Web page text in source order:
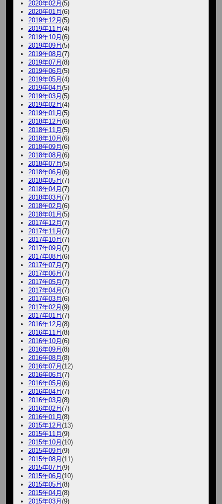
2020年02月(5)
2020年01月(6)
2019年12月(5)
2019年11月(4)
2019年10月(6)
2019年09月(5)
2019年08月(7)
2019年07月(8)
2019年06月(5)
2019年05月(4)
2019年04月(5)
2019年03月(5)
2019年02月(4)
2019年01月(5)
2018年12月(6)
2018年11月(5)
2018年10月(6)
2018年09月(6)
2018年08月(6)
2018年07月(5)
2018年06月(6)
2018年05月(7)
2018年04月(7)
2018年03月(7)
2018年02月(6)
2018年01月(5)
2017年12月(7)
2017年11月(7)
2017年10月(7)
2017年09月(7)
2017年08月(6)
2017年07月(7)
2017年06月(7)
2017年05月(7)
2017年04月(7)
2017年03月(6)
2017年02月(9)
2017年01月(7)
2016年12月(8)
2016年11月(8)
2016年10月(6)
2016年09月(8)
2016年08月(8)
2016年07月(12)
2016年06月(7)
2016年05月(6)
2016年04月(7)
2016年03月(8)
2016年02月(7)
2016年01月(8)
2015年12月(13)
2015年11月(9)
2015年10月(10)
2015年09月(9)
2015年08月(11)
2015年07月(9)
2015年06月(10)
2015年05月(8)
2015年04月(8)
2015年03月(9)